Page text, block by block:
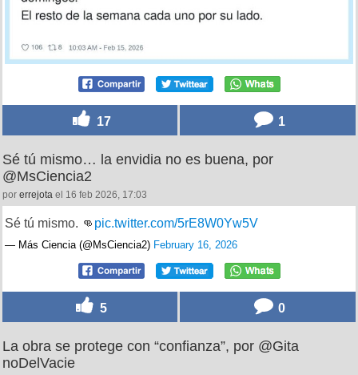
17 1
Sé tú mismo… la envidia no es buena, por
@MsCiencia2
por errejota el 16 feb 2026, 17:03
Sé tú mismo. 👊 pic.twitter.com/5rE8W0Yw5V
— Más Ciencia (@MsCiencia2) February 16, 2026
5 0
La obra se protege con “confianza”, por @Gita
noDelVacie